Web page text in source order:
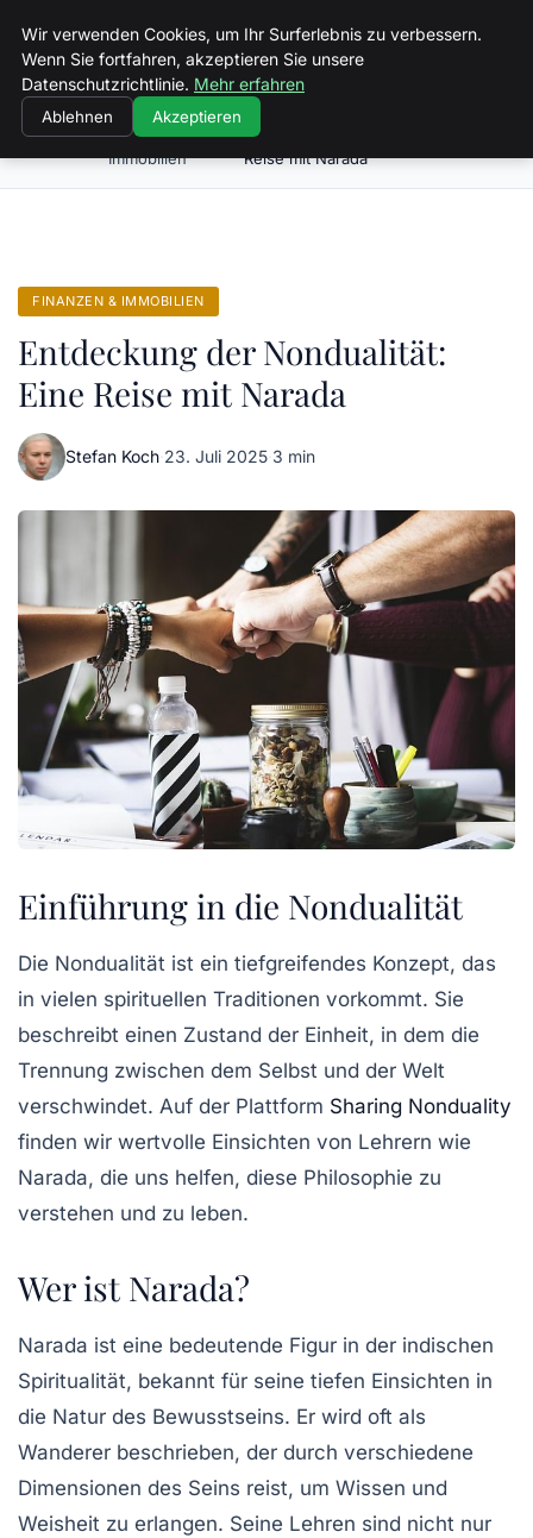
Spiele Wirtschaft
Finanzen &
Immobilien
Entdeckung der Nondualität: Eine
Reise mit Narada
FINANZEN & IMMOBILIEN
Entdeckung der Nondualität:
Eine Reise mit Narada
Stefan Koch·23. Juli 2025·3 min
Einführung in die Nondualität
Die Nondualität ist ein tiefgreifendes Konzept, das
in vielen spirituellen Traditionen vorkommt. Sie
beschreibt einen Zustand der Einheit, in dem die
Trennung zwischen dem Selbst und der Welt
verschwindet. Auf der Plattform Sharing Nonduality
finden wir wertvolle Einsichten von Lehrern wie
Narada, die uns helfen, diese Philosophie zu
verstehen und zu leben.
Wer ist Narada?
Narada ist eine bedeutende Figur in der indischen
Spiritualität, bekannt für seine tiefen Einsichten in
die Natur des Bewusstseins. Er wird oft als
Wanderer beschrieben, der durch verschiedene
Dimensionen des Seins reist, um Wissen und
Weisheit zu erlangen. Seine Lehren sind nicht nur
Wir verwenden Cookies, um Ihr Surferlebnis zu verbessern.
Wenn Sie fortfahren, akzeptieren Sie unsere
Datenschutzrichtlinie. Mehr erfahren
Ablehnen Akzeptieren